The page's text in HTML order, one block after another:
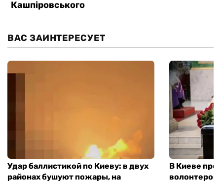
ВАС ЗАИНТЕРЕСУЕТ
Удар баллистикой по Киеву: в двух
районах бушуют пожары, на
В Киеве